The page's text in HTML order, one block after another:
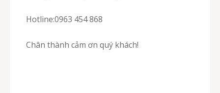
Hotline:0963 454 868
Chân thành cảm ơn quý khách!